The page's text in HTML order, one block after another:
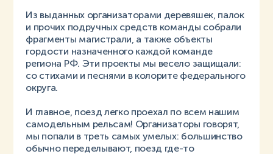
Из выданных организаторами деревяшек, палок
и прочих подручных средств команды собрали
фрагменты магистрали, а также объекты
гордости назначенного каждой команде
региона РФ. Эти проекты мы весело защищали:
со стихами и песнями в колорите федерального
округа.
И главное, поезд легко проехал по всем нашим
самодельным рельсам! Организаторы говорят,
мы попали в треть самых умелых: большинство
обычно переделывают, поезд где-то